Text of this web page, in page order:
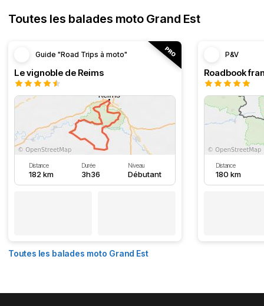
Toutes les balades moto Grand Est
Guide "Road Trips à moto"
Le vignoble de Reims
Distance
182 km
Durée
3h36
Niveau
Débutant
P&V
Distance
180 km
Toutes les balades moto Grand Est